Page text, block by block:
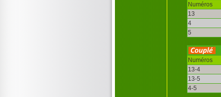
Numéros
13
4
5
Numéros
13-4
13-5
4-5